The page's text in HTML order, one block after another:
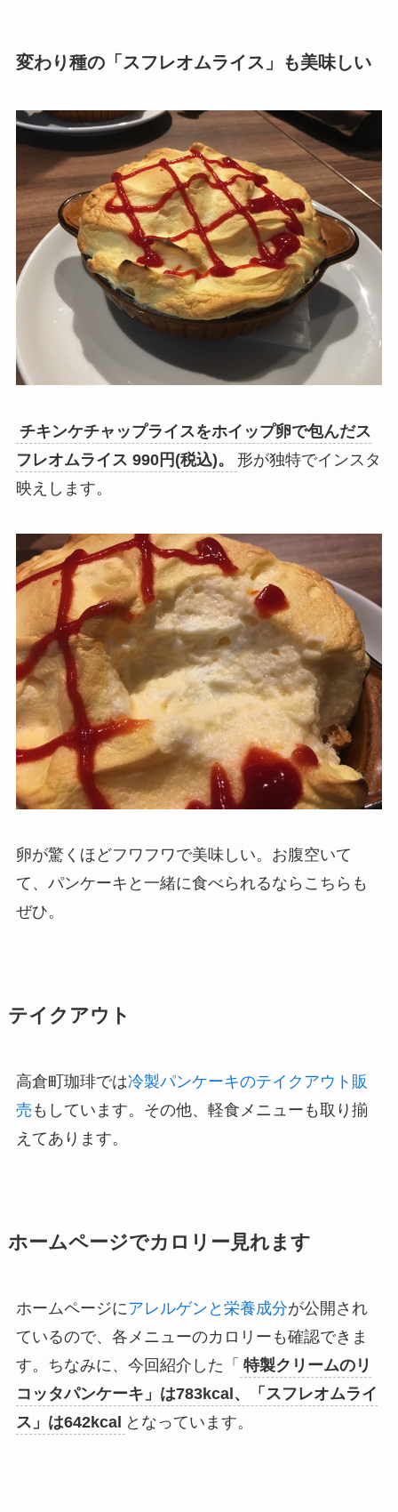
変わり種の「スフレオムライス」も美味しい
チキンケチャップライスをホイップ卵で包んだス
フレオムライス 990円(税込)。
形が独特でインスタ
映えします。
卵が驚くほどフワフワで美味しい。お腹空いて
て、パンケーキと一緒に食べられるならこちらも
ぜひ。
テイクアウト
高倉町珈琲では冷製パンケーキのテイクアウト販
売 もしています。その他、軽食メニューも取り揃
えてあります。
ホームページでカロリー見れます
ホームページにアレルゲンと栄養成分が公開され
ているので、各メニューのカロリーも確認できま
す。ちなみに、今回紹介した「 特製クリームのリ
コッタパンケーキ」は783kcal、「スフレオムライ
ス」は642kcal となっています。